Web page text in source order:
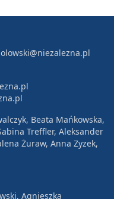
Beata Mańkowska,
Treffler, Aleksander
Żuraw, Anna Zyzek,
Agnieszka